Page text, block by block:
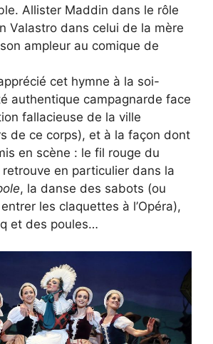
Allister Maddin dans le rôle
Valastro dans celui de la mère
ampleur au comique de
cet hymne à la soi-
authentique campagnarde face
fallacieuse de la ville
de ce corps), et à la façon dont
en scène : le fil rouge du
retrouve en particulier dans la
, la danse des sabots (ou
les claquettes à l’Opéra),
et des poules…